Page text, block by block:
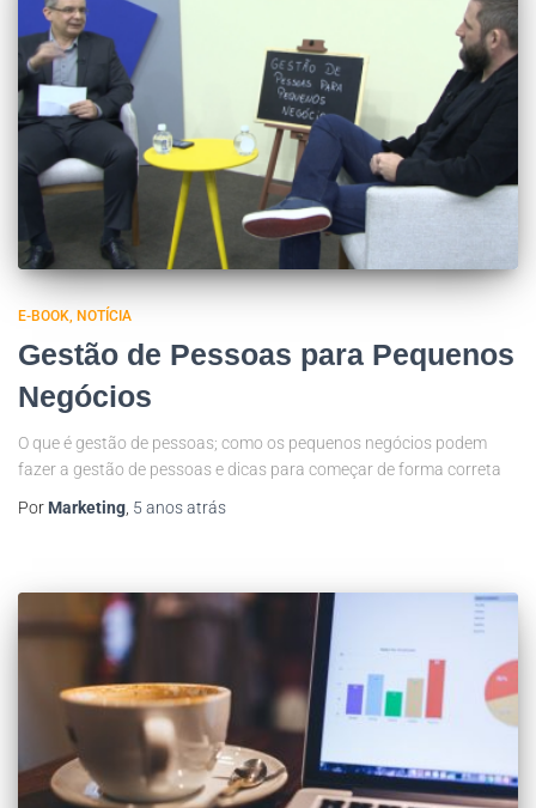
E-BOOK NOTÍCIA
Gestão de Pessoas para Pequenos
Negócios
O que é gestão de pessoas; como os pequenos negócios podem
fazer a gestão de pessoas e dicas para começar de forma correta
Por Marketing 5 anosatrás